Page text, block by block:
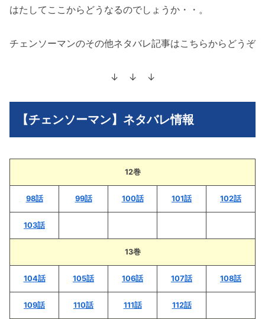
はたしてここからどうなるのでしょうか・・。
チェンソーマンのその他ネタバレ記事はこちらからどうぞ
↓ ↓ ↓
【チェンソーマン】ネタバレ情報
12巻
98話 99話 100話 101話 102話
103話
13巻
104話 105話 106話 107話 108話
109話 110話 111話 112話